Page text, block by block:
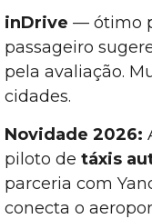
inDrive — ótimo
passageiro
pela avaliação.
cidades.
Novidade 2026:
piloto de táxis
parceria com
conecta o